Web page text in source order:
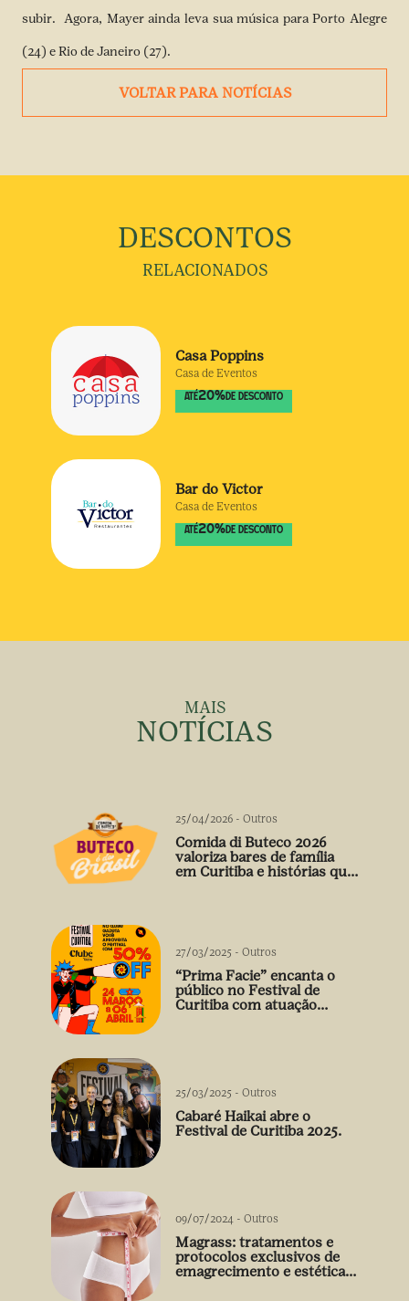
subir. Agora, Mayer ainda leva sua música para Porto Alegre
(24) e Rio de Janeiro (27).
VOLTAR PARA NOTÍCIAS
DESCONTOS
RELACIONADOS
Casa Poppins
Casa de Eventos
ATÉ20% DE DESCONTO
Bar do Victor
Casa de Eventos
ATÉ20% DE DESCONTO
MAIS
NOTÍCIAS
25/04/2026 - Outros
Comida di Buteco 2026
valoriza bares de família
em Curitiba e histórias que
27/03/2025 - Outros
“Prima Facie” encanta o
público no Festival de
Curitiba com atuação
25/03/2025 - Outros
Cabaré Haikai abre o
Festival de Curitiba 2025.
09/07/2024 - Outros
Magrass: tratamentos e
protocolos exclusivos de
emagrecimento e estética